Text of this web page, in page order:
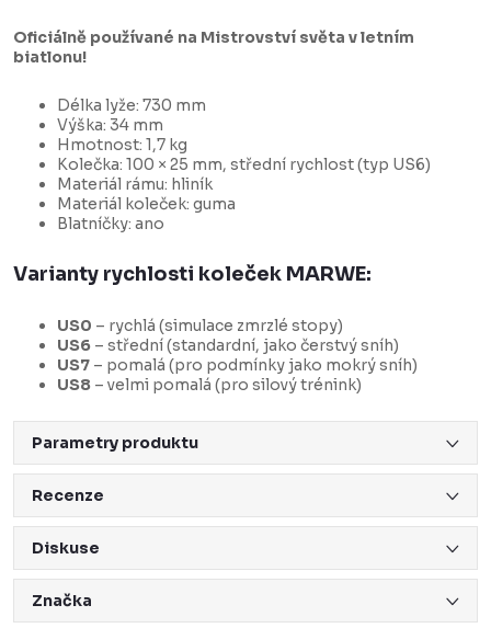
Oficiálně používané na Mistrovství světa v letním
biatlonu!
Délka lyže: 730 mm
Výška: 34 mm
Hmotnost: 1,7 kg
Kolečka: 100 × 25 mm, střední rychlost (typ US6)
Materiál rámu: hliník
Materiál koleček: guma
Blatníčky: ano
Varianty rychlosti koleček MARWE:
US0 – rychlá (simulace zmrzlé stopy)
US6 – střední (standardní, jako čerstvý sníh)
US7 – pomalá (pro podmínky jako mokrý sníh)
US8 – velmi pomalá (pro silový trénink)
Parametry produktu
Recenze
Diskuse
Značka